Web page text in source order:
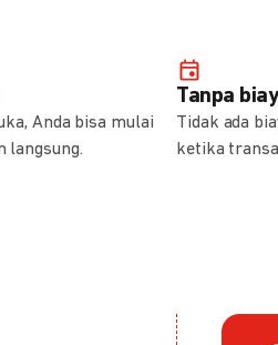
Anda bisa mulai
langsung.
Tanpa
Tidak ada
ketika